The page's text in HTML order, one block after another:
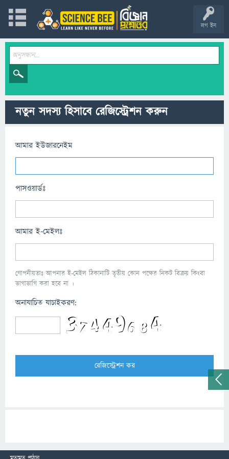
লগ ইন
নতুন সদস্য হিসাবে রেজিস্ট্রেশন করুন
আমার ইউজারনেইম
পাসওয়ার্ডঃ
আমার ই-মেইলঃ
গোপনীয়তাঃ আপনার ই-মেইল ঠিকানাটি তৃতীয় কোন পক্ষের নিকট বিক্রয় কিংবা
ভাগাভাগি করা হবে না ।
অনাযাচিত যাচাইকরণ: